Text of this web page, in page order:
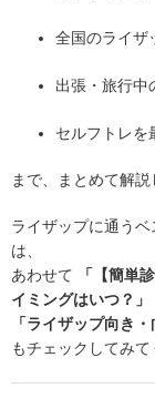
全国のライザ
出張・旅行中
セルフトレを
まで、まとめて解説
ライザップに通う
は、
あわせて
「【簡単
イミングはいつ？」
「ライザップ向き
もチェックしてみて